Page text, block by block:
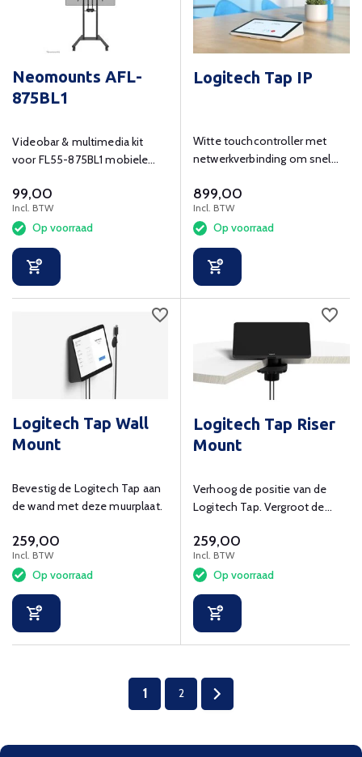
Neomounts AFL-
875BL1
Videobar & multimedia kit
voor FL55-875BL1 mobiele
wandsteun
99,00
Incl. BTW
Op voorraad
Logitech Tap IP
Witte touchcontroller met
netwerkverbinding om snel
videovergadering
899,00
Incl. BTW
Op voorraad
Logitech Tap Wall
Mount
Bevestig de Logitech Tap aan
de wand met deze muurplaat.
259,00
Incl. BTW
Op voorraad
Logitech Tap Riser
Mount
Verhoog de positie van de
Logitech Tap. Vergroot de
draaibaar.
259,00
Incl. BTW
Op voorraad
1 2